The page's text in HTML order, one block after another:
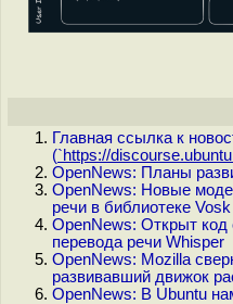
Главная ссылка к
(`https://
OpenNews: Планы
OpenNews: Новые
речи в библиотеке Vosk
OpenNews: Открыт код
перевода речи Whisper
OpenNews: Mozilla
развивавший движок
OpenNews: В Ubuntu